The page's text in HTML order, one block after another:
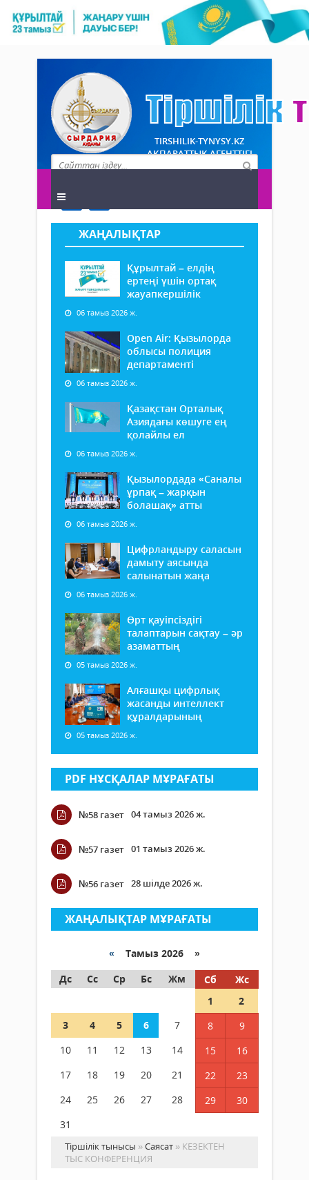
TIRSHILIK-TYNYSY.KZ
АҚПАРАТТЫҚ АГЕНТТІГІ
ЖАҢАЛЫҚТАР
Құрылтай – елдің
ертеңі үшін ортақ
жауапкершілік
06 тамыз 2026 ж.
Open Air: Қызылорда
облысы полиция
департаменті
06 тамыз 2026 ж.
Қазақстан Орталық
Азиядағы көшуге ең
қолайлы ел
06 тамыз 2026 ж.
Қызылордада «Саналы
ұрпақ – жарқын
болашақ» атты
06 тамыз 2026 ж.
Цифрландыру саласын
дамыту аясында
салынатын жаңа
06 тамыз 2026 ж.
Өрт қауіпсіздігі
талаптарын сақтау – әр
азаматтың
05 тамыз 2026 ж.
Алғашқы цифрлық
жасанды интеллект
құралдарының
05 тамыз 2026 ж.
PDF НҰСҚАЛАР МҰРАҒАТЫ
№58 газет 04 тамыз 2026 ж.
№57 газет 01 тамыз 2026 ж.
№56 газет 28 шілде 2026 ж.
ЖАҢАЛЫҚТАР МҰРАҒАТЫ
« Тамыз 2026 »
Дс
Сс Ср Бс Жм Сб
Жс
1
2
3
4 5 6 7 8
9
10
11 12 13 14 15
16
17
18 19 20 21 22
23
24
25 26 27 28 29
30
31
Тіршілік тынысы »Саясат » КЕЗЕКТЕН
ТЫС КОНФЕРЕНЦИЯ